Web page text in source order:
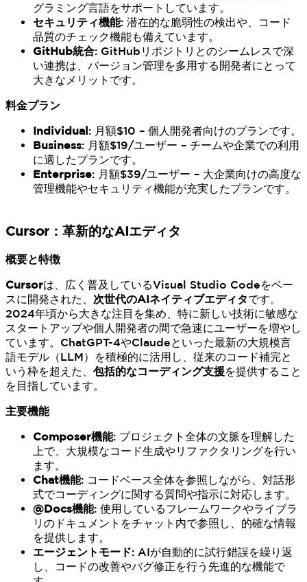
グラミング言語をサポートしています。
セキュリティ機能: 潜在的な脆弱性の検出や、コード
品質のチェック機能も備えています。
GitHub統合: GitHubリポジトリとのシームレスで深
い連携は、バージョン管理を多用する開発者にとって
大きなメリットです。
料金プラン
Individual: 月額$10 – 個人開発者向けのプランです。
Business: 月額$19/ユーザー – チームや企業での利用
に適したプランです。
Enterprise: 月額$39/ユーザー – 大企業向けの高度な
管理機能やセキュリティ機能が充実したプランです。
Cursor：革新的なAIエディタ
概要と特徴
Cursorは、広く普及しているVisual Studio Codeをベー
スに開発された、 次世代のAIネイティブエディタです。
2024年頃から大きな注目を集め、特に新しい技術に敏感な
スタートアップや個人開発者の間で急速にユーザーを増やし
ています。ChatGPT-4やClaudeといった最新の大規模言
語モデル（LLM）を積極的に活用し、従来のコード補完と
いう枠を超えた、 包括的なコーディング支援を提供すること
を目指しています。
主要機能
Composer機能: プロジェクト全体の文脈を理解した
上で、大規模なコード生成やリファクタリングを行い
ます。
Chat機能: コードベース全体を参照しながら、対話形
式でコーディングに関する質問や指示に対応します。
@Docs機能: 使用しているフレームワークやライブラ
リのドキュメントをチャット内で参照し、的確な情報
を提供します。
エージェントモード: AIが自動的に試行錯誤を繰り返
し、コードの改善やバグ修正を行う先進的な機能で